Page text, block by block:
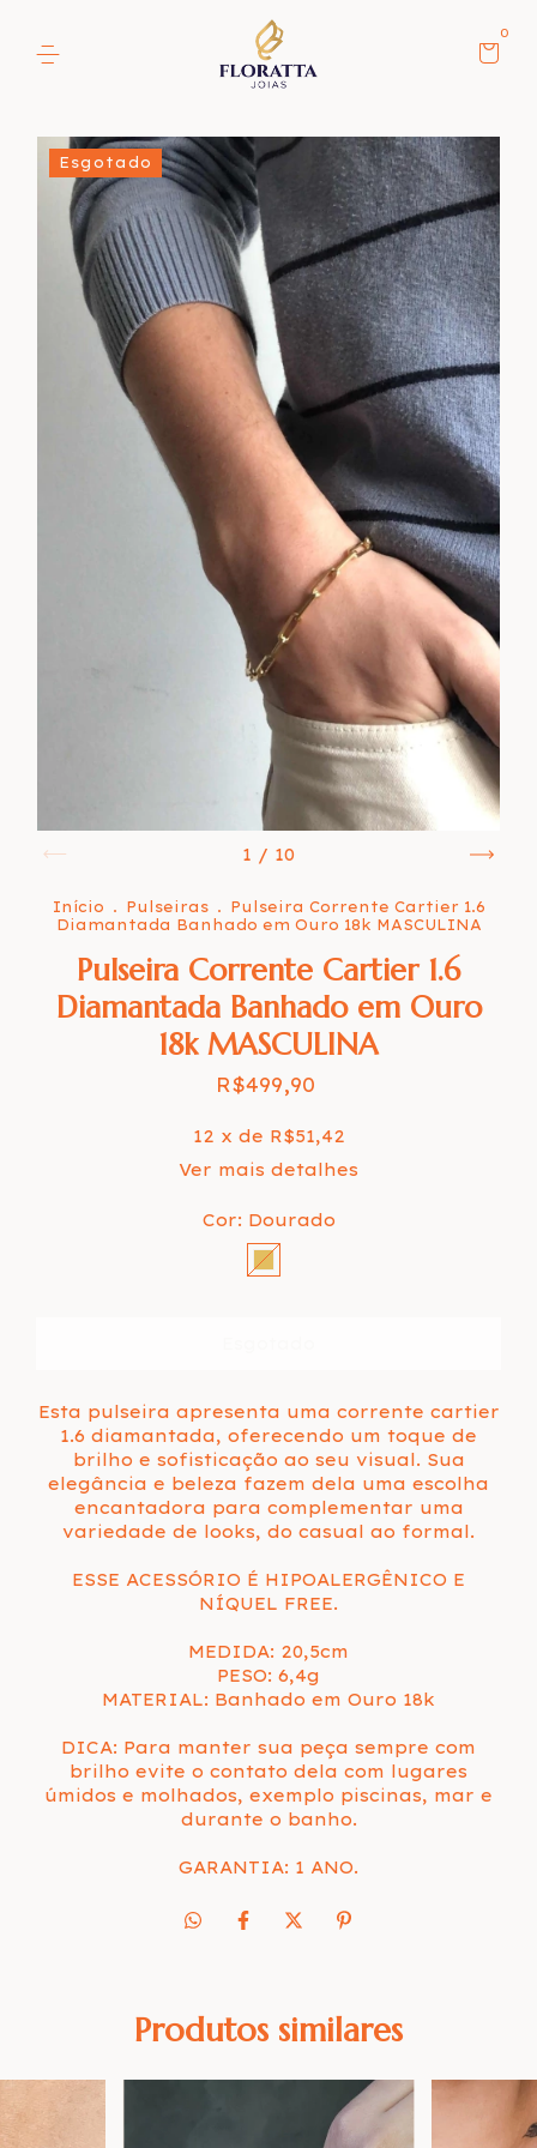
0
Esgotado
1 / 10
Início . Pulseiras . Pulseira Corrente Cartier 1.6
Diamantada Banhado em Ouro 18k MASCULINA
Pulseira Corrente Cartier 1.6
Diamantada Banhado em Ouro
18k MASCULINA
R$499,90
12 x de R$51,42
Ver mais detalhes
Cor: Dourado
Esta pulseira apresenta uma corrente cartier
1.6 diamantada, oferecendo um toque de
brilho e sofisticação ao seu visual. Sua
elegância e beleza fazem dela uma escolha
encantadora para complementar uma
variedade de looks, do casual ao formal.
ESSE ACESSÓRIO É HIPOALERGÊNICO E
NÍQUEL FREE.
MEDIDA: 20,5cm
PESO: 6,4g
MATERIAL: Banhado em Ouro 18k
DICA: Para manter sua peça sempre com
brilho evite o contato dela com lugares
úmidos e molhados, exemplo piscinas, mar e
durante o banho.
GARANTIA: 1 ANO.
Produtos similares